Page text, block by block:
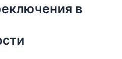
в